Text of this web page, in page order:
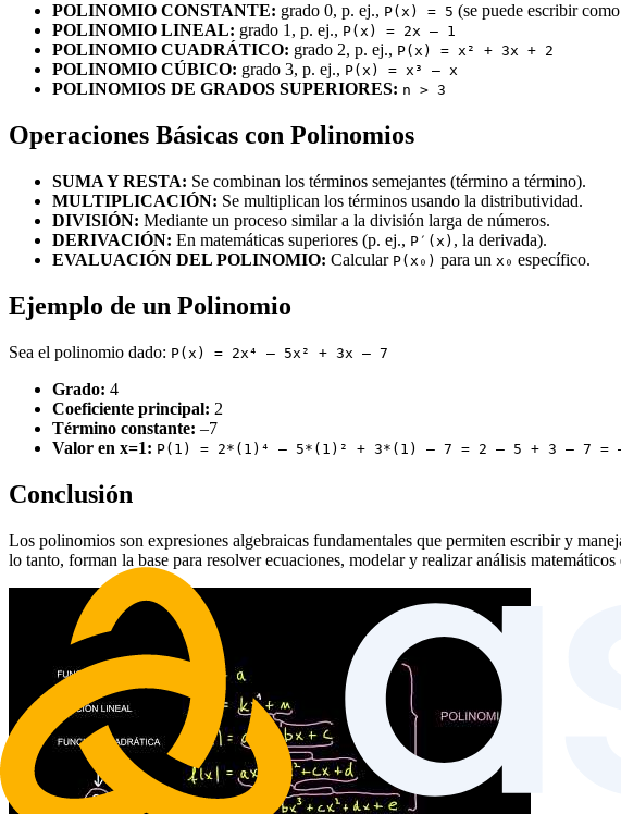
POLINOMIO CONSTANTE: grado 0, p. ej., P(x) = 5 (se puede escribir como
POLINOMIO LINEAL: grado 1, p. ej., P(x) = 2x – 1
POLINOMIO CUADRÁTICO: grado 2, p. ej., P(x) = x² + 3x + 2
POLINOMIO CÚBICO: grado 3, p. ej., P(x) = x³ – x
POLINOMIOS DE GRADOS SUPERIORES: n > 3
Operaciones Básicas con Polinomios
SUMA Y RESTA: Se combinan los términos semejantes (término a término).
MULTIPLICACIÓN: Se multiplican los términos usando la distributividad.
DIVISIÓN: Mediante un proceso similar a la división larga de números.
DERIVACIÓN: En matemáticas superiores (p. ej., P′(x) , la derivada).
EVALUACIÓN DEL POLINOMIO: Calcular P(x₀) para un x₀ específico.
Ejemplo de un Polinomio
Sea el polinomio dado: P(x) = 2x⁴ – 5x² + 3x – 7
Grado: 4
Coeficiente principal: 2
Término constante: –7
Valor en x=1: P(1) = 2*(1)⁴ – 5*(1)² + 3*(1) – 7 = 2 – 5 + 3 – 7 =
Conclusión
Los polinomios son expresiones algebraicas fundamentales que permiten escribir y
lo tanto, forman la base para resolver ecuaciones, modelar y realizar análisis